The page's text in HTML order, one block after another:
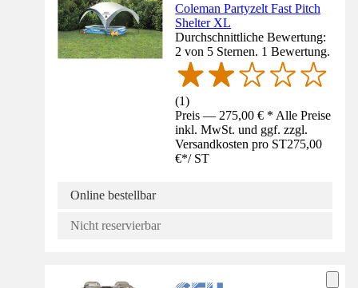
Coleman Partyzelt Fast Pitch
Shelter XL
Durchschnittliche Bewertung:
2 von 5 Sternen. 1 Bewertung.
(1)
Preis — 275,00 € * Alle Preise
inkl. MwSt. und ggf. zzgl.
Versandkosten pro ST275,00
€*/ ST
Online bestellbar
Nicht reservierbar